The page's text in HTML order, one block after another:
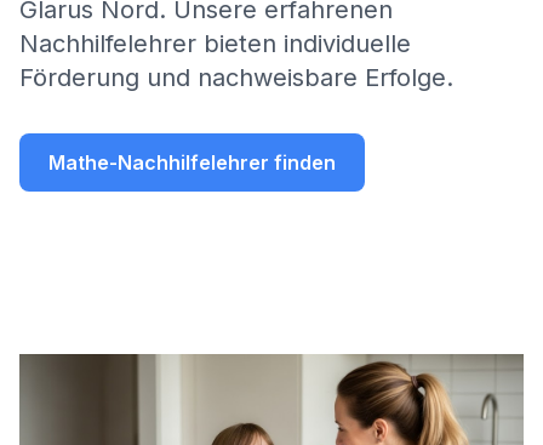
Glarus Nord. Unsere erfahrenen
Nachhilfelehrer bieten individuelle
Förderung und nachweisbare Erfolge.
Mathe-Nachhilfelehrer finden